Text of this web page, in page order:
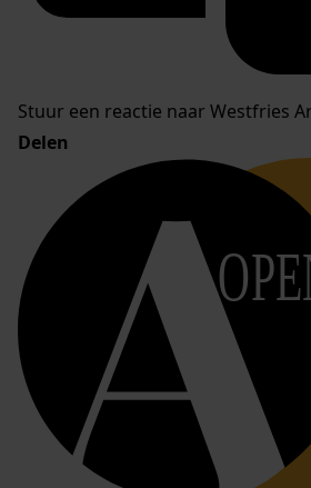
Stuur een reactie naar Westfries
Delen